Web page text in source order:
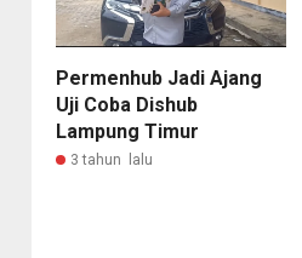
Permenhub Jadi Ajang
Uji Coba Dishub
Lampung Timur
3 tahun lalu